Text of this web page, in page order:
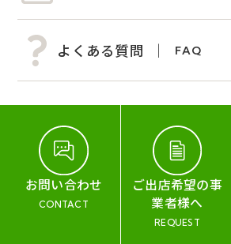
よくある質問 FAQ
お問い合わせ
CONTACT
ご出店希望の事
業者様へ
REQUEST